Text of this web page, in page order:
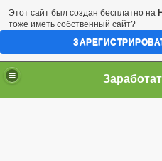
Этот сайт был создан бесплатно на
тоже иметь собственный сайт?